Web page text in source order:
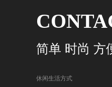
简单 时尚 方
休闲生活方式